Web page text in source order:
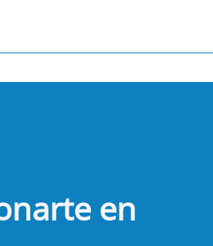
en